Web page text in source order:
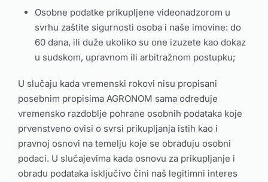
Osobne podatke prikupljene videonadzorom u
svrhu zaštite sigurnosti osoba i naše imovine: do
60 dana, ili duže ukoliko su one izuzete kao dokaz
u sudskom, upravnom ili arbitražnom postupku;
U slučaju kada vremenski rokovi nisu propisani
posebnim propisima AGRONOM sama određuje
vremensko razdoblje pohrane osobnih podataka koje
prvenstveno ovisi o svrsi prikupljanja istih kao i
pravnoj osnovi na temelju koje se obrađuju osobni
podaci. U slučajevima kada osnovu za prikupljanje i
obradu podataka isključivo čini naš legitimni interes